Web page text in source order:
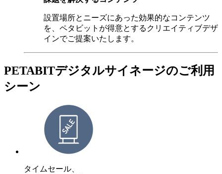
設置場所とニーズにあった効果的なコンテンツ
を、ペタビットが得意とするクリエイティブデザ
インでご提案いたします。
PETABITデジタルサイネージのご利用
シーン
タイムセール、